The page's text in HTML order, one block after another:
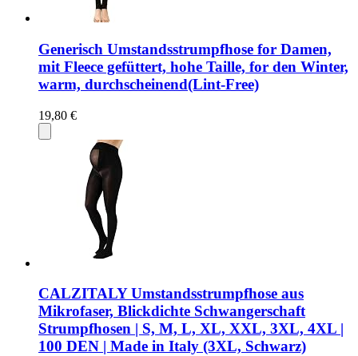
Generisch Umstandsstrumpfhose for Damen,
mit Fleece gefüttert, hohe Taille, for den Winter,
warm, durchscheinend(Lint-Free)
19,80 €
CALZITALY Umstandsstrumpfhose aus
Mikrofaser, Blickdichte Schwangerschaft
Strumpfhosen | S, M, L, XL, XXL, 3XL, 4XL |
100 DEN | Made in Italy (3XL, Schwarz)